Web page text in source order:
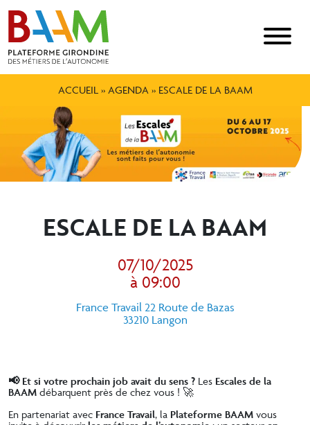
ACCUEIL» AGENDA» ESCALE DE LA BAAM
ESCALE DE LA BAAM
07/10/2025
à 09:00
France Travail 22 Route de Bazas
33210 Langon
📢 Et si votre prochain job avait du sens ? Les Escales de la
BAAM débarquent près de chez vous ! 🚀
En partenariat avec France Travail, la Plateforme BAAM vous